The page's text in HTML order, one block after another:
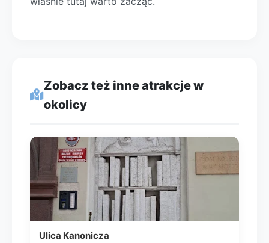
Zobacz też inne atrakcje w
okolicy
Ulica Kanonicza